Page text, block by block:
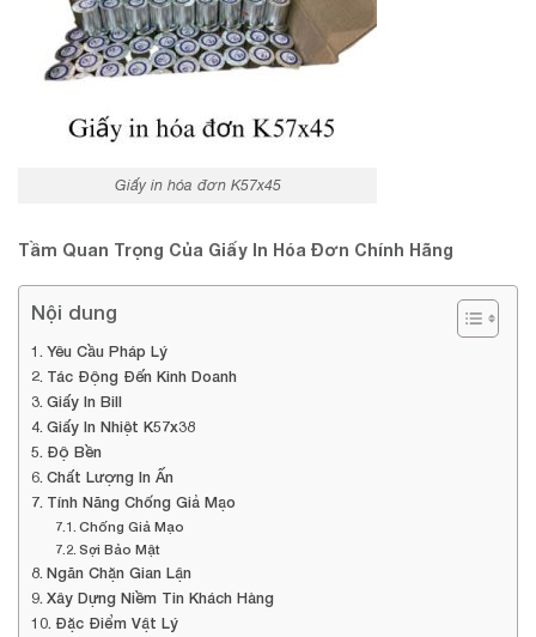
Giấy in hóa đơn K57x45
Tầm Quan Trọng Của Giấy In Hóa Đơn Chính Hãng
Nội dung
Yêu Cầu Pháp Lý
Tác Động Đến Kinh Doanh
Giấy In Bill
Giấy In Nhiệt K57x38
Độ Bền
Chất Lượng In Ấn
Tính Năng Chống Giả Mạo
Chống Giả Mạo
Sợi Bảo Mật
Ngăn Chặn Gian Lận
Xây Dựng Niềm Tin Khách Hàng
Đặc Điểm Vật Lý